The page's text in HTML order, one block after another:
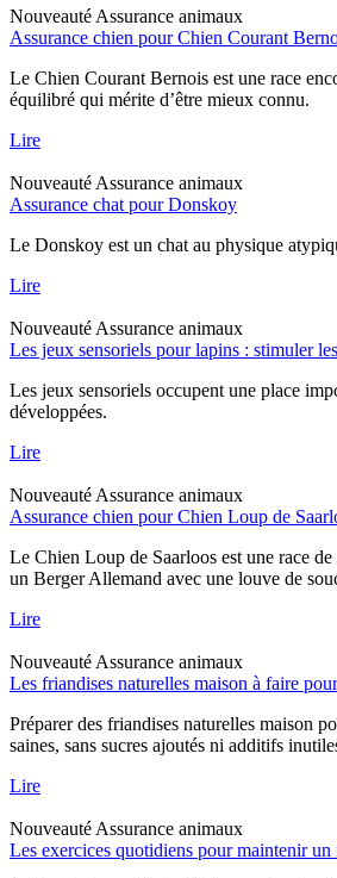
Nouveauté Assurance animaux
Assurance chien pour Chien Courant
Le Chien Courant Bernois est une race
équilibré qui mérite d’être mieux connu.
Lire
Nouveauté Assurance animaux
Assurance chat pour Donskoy
Le Donskoy est un chat au physique
Lire
Nouveauté Assurance animaux
Les jeux sensoriels pour lapins : stimuler
Les jeux sensoriels occupent une place
développées.
Lire
Nouveauté Assurance animaux
Assurance chien pour Chien Loup de
Le Chien Loup de Saarloos est une race
un Berger Allemand avec une louve de
Lire
Nouveauté Assurance animaux
Les friandises naturelles maison à faire
Préparer des friandises naturelles maison
saines, sans sucres ajoutés ni additifs
Lire
Nouveauté Assurance animaux
Les exercices quotidiens pour maintenir un